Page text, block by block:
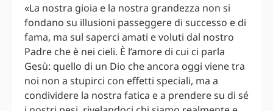
«La nostra gioia e la nostra grandezza non si
fondano su illusioni passeggere di successo e di
fama, ma sul saperci amati e voluti dal nostro
Padre che è nei cieli. È l’amore di cui ci parla
Gesù: quello di un Dio che ancora oggi viene tra
noi non a stupirci con effetti speciali, ma a
condividere la nostra fatica e a prendere su di sé